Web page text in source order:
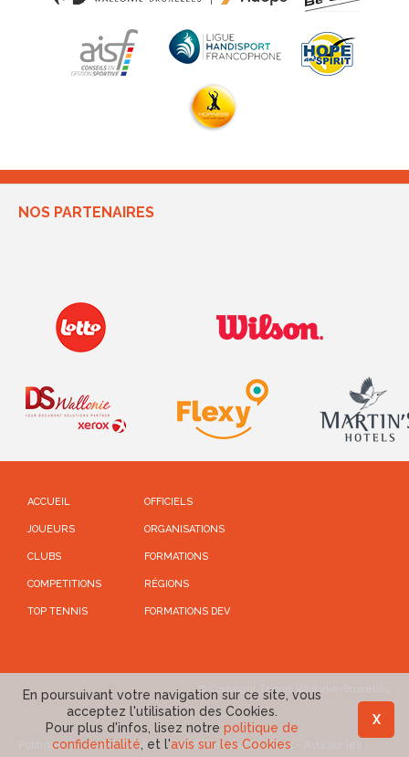
NOS PARTENAIRES
ACCUEIL
JOUEURS
CLUBS
COMPETITIONS
TOP TENNIS
OFFICIELS
ORGANISATIONS
FORMATIONS
RÉGIONS
FORMATIONS DEV
© Copyright Tennis Wallonie-Bruxelles
Politique de confidentialité-Conditions d'utilisations
X
En poursuivant votre navigation sur ce site, vous
acceptez l'utilisation des Cookies.
Pour plus d'infos, lisez notre politique de
confidentialité , et l'avis sur les Cookies